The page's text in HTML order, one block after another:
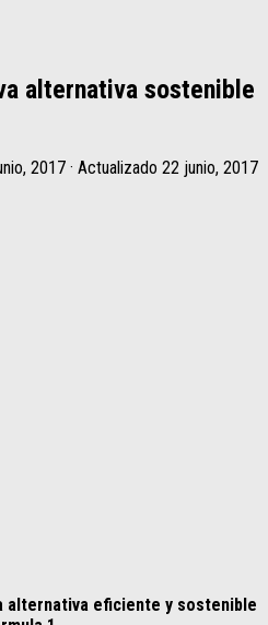
alternativa sostenible
2017 · Actualizado 22 junio, 2017
alternativa eficiente y sostenible